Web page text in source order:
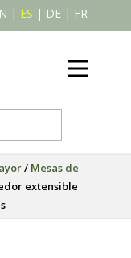
| ES | DE | FR
/ Mesas de
extensible